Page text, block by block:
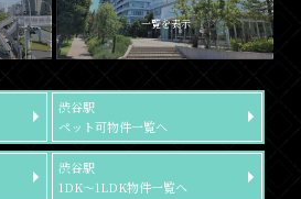
一覧を表示
渋谷駅
ペット可物件一覧へ
渋谷駅
1DK～1LDK物件一覧へ